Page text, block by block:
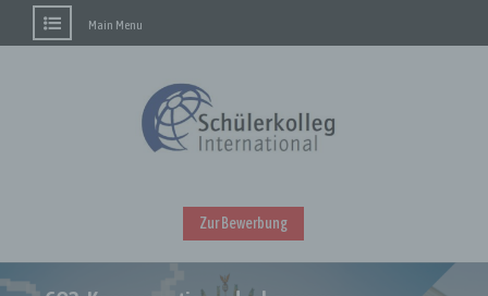
Main Menu
Zur Bewerbung